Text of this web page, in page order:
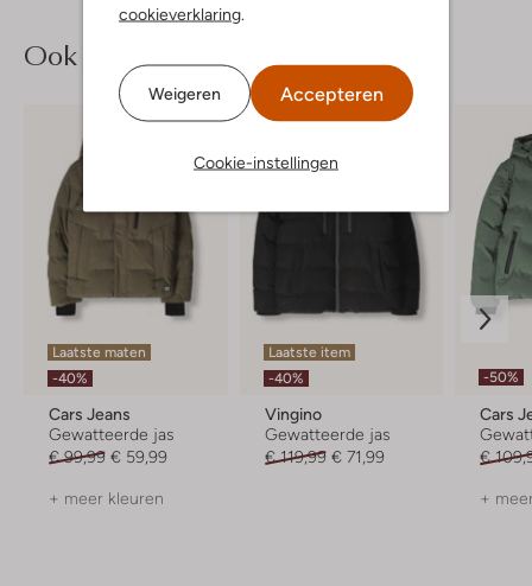
cookieverklaring.
Weigeren Accepteren
Cookie-instellingen
Ook iets voor jou?
Laatste maten
-40%
Cars Jeans
Gewatteerde jas
€ 99,99 € 59,99
+ meer kleuren
Laatste item
-40%
Vingino
Gewatteerde jas
€ 119,99 € 71,99
-50%
Cars
€
+